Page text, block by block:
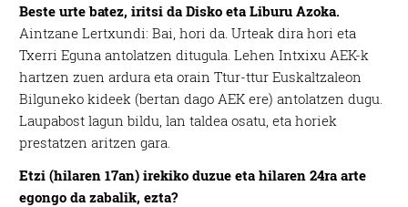
Beste urte batez, iritsi da Disko eta Liburu Azoka.
Aintzane Lertxundi: Bai, hori da. Urteak dira hori eta
Txerri Eguna antolatzen ditugula. Lehen Intxixu AEK-k
hartzen zuen ardura eta orain Ttur-ttur Euskaltzaleon
Bilguneko kideek (bertan dago AEK ere) antolatzen dugu.
Laupabost lagun bildu, lan taldea osatu, eta horiek
prestatzen aritzen gara.
Etzi (hilaren 17an) irekiko duzue eta hilaren 24ra arte
egongo da zabalik, ezta?